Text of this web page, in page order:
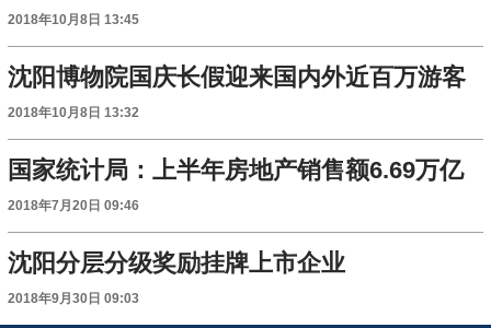
2018年10月8日 13:45
沈阳博物院国庆长假迎来国内外近百万游客
2018年10月8日 13:32
国家统计局：上半年房地产销售额6.69万亿
2018年7月20日 09:46
沈阳分层分级奖励挂牌上市企业
2018年9月30日 09:03